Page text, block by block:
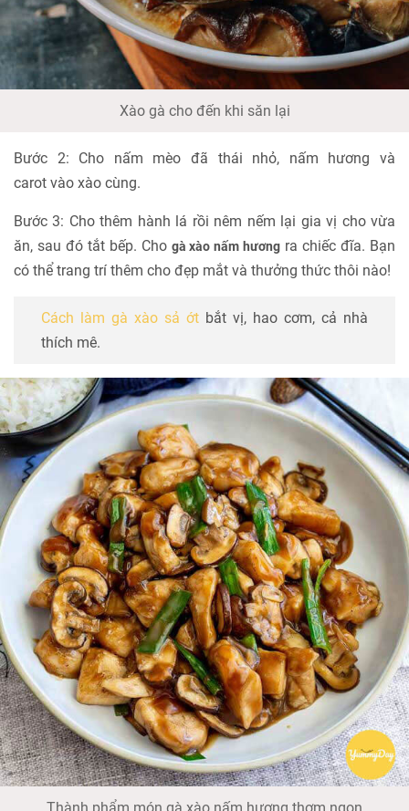
Xào gà cho đến khi săn lại
Bước 2: Cho nấm mèo đã thái nhỏ, nấm hương và
carot vào xào cùng.
Bước 3: Cho thêm hành lá rồi nêm nếm lại gia vị cho vừa
ăn, sau đó tắt bếp. Cho gà xào nấm hương ra chiếc đĩa. Bạn
có thể trang trí thêm cho đẹp mắt và thưởng thức thôi nào!
Cách làm gà xào sả ớt bắt vị, hao cơm, cả nhà
thích mê.